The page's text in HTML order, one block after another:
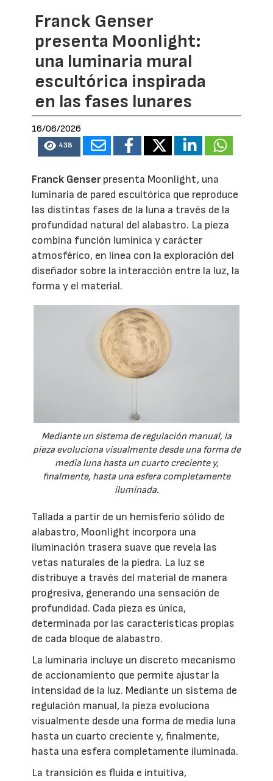
Franck Genser
presenta Moonlight:
una luminaria mural
escultórica inspirada
en las fases lunares
16/06/2026
438
Franck Genserpresenta Moonlight, una
luminaria de pared escultórica que reproduce
las distintas fases de la luna a través de la
profundidad natural del alabastro. La pieza
combina función lumínica y carácter
atmosférico, en línea con la exploración del
diseñador sobre la interacción entre la luz, la
forma y el material.
Mediante un sistema de regulación manual, la
pieza evoluciona visualmente desde una forma de
media luna hasta un cuarto creciente y,
finalmente, hasta una esfera completamente
iluminada.
Tallada a partir de un hemisferio sólido de
alabastro, Moonlight incorpora una
iluminación trasera suave que revela las
vetas naturales de la piedra. La luz se
distribuye a través del material de manera
progresiva, generando una sensación de
profundidad. Cada pieza es única,
determinada por las características propias
de cada bloque de alabastro.
La luminaria incluye un discreto mecanismo
de accionamiento que permite ajustar la
intensidad de la luz. Mediante un sistema de
regulación manual, la pieza evoluciona
visualmente desde una forma de media luna
hasta un cuarto creciente y, finalmente,
hasta una esfera completamente iluminada.
La transición es fluida e intuitiva,